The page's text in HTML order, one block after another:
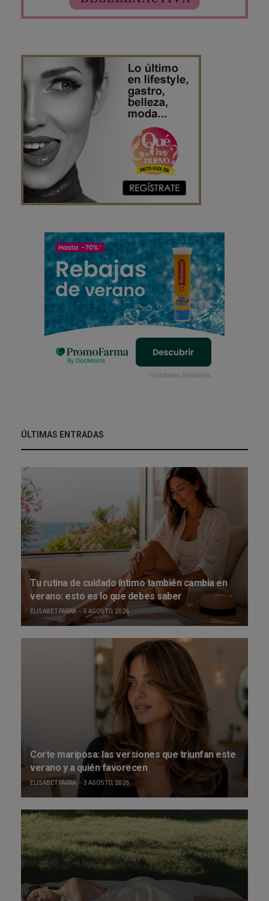
ÚLTIMAS ENTRADAS
Tu rutina de cuidado íntimo también cambia en
verano: esto es lo que debes saber
ELISABET PARRA 5 AGOSTO, 2026
Corte mariposa: las versiones que triunfan este
verano y a quién favorecen
ELISABET PARRA 3 AGOSTO, 2026